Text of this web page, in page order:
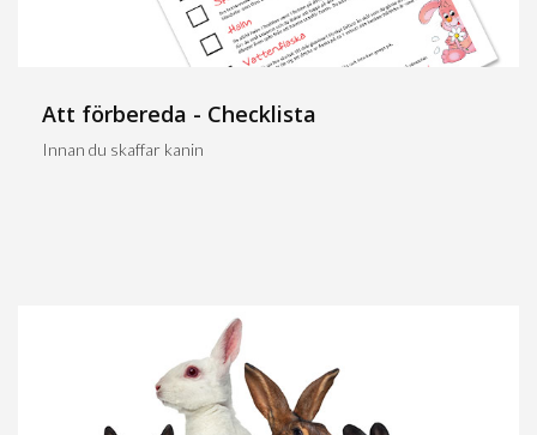
Att förbereda - Checklista
Innan du skaffar kanin